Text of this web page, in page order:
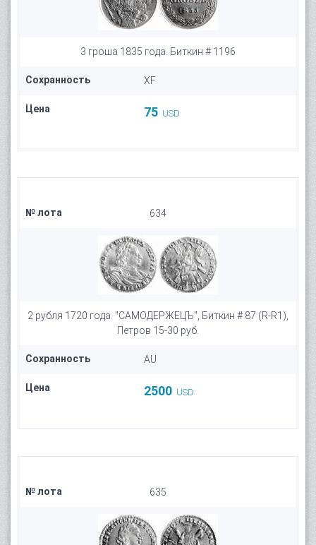
3 гроша 1835 года. Биткин # 1196
Сохранность XF
Цена 75 USD
№ лота 634
2 рубля 1720 года. "САМОДЕРЖЕЦЪ", Биткин # 87 (R-R1),
Петров 15-30 руб.
Сохранность AU
Цена 2500 USD
№ лота 635